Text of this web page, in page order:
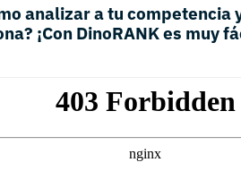
analizar a tu competencia
¡Con DinoRANK es muy